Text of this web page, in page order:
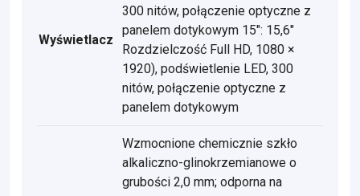
Wyświetlacz
300 nitów, połączenie optyczne z
panelem dotykowym 15": 15,6"
Rozdzielczość Full HD, 1080 ×
1920), podświetlenie LED, 300
nitów, połączenie optyczne z
panelem dotykowym
Wzmocnione chemicznie szkło
alkaliczno-glinokrzemianowe o
grubości 2,0 mm; odporna na